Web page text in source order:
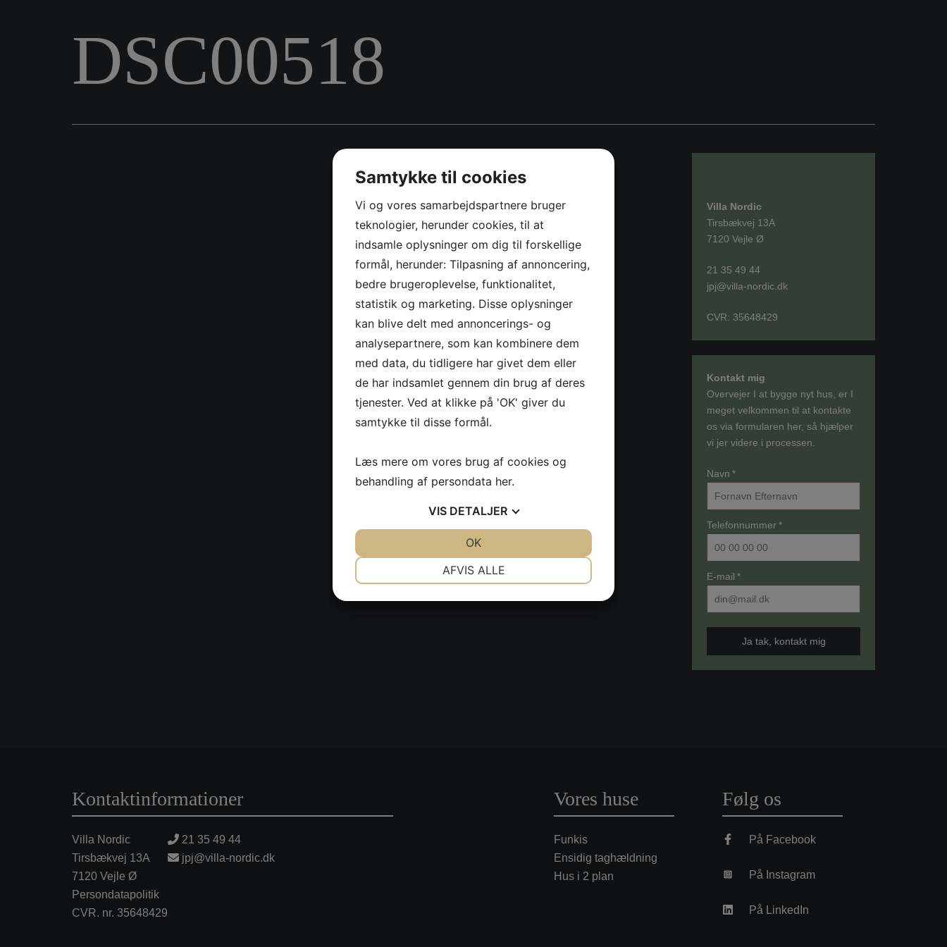
DSC00518
Villa Nordic
Tirsbækvej 13A
7120 Vejle Ø
21 35 49 44
jpj@villa-nordic.dk
CVR: 35648429
Kontakt mig
Overvejer I at bygge nyt hus, er I
meget velkommen til at kontakte
os via formularen her, så hjælper
vi jer videre i processen.
Navn *
Telefonnummer *
E-mail *
Kontaktinformationer
Villa Nordic
Tirsbækvej 13A
7120 Vejle Ø
Persondatapolitik
CVR. nr. 35648429
21 35 49 44
jpj@villa-nordic.dk
Vores huse
Funkis
Ensidig taghældning
Hus i 2 plan
Følg os
På Facebook
På Instagram
På LinkedIn
Samtykke til cookies
Vi og vores samarbejdspartnere bruger
teknologier, herunder cookies, til at
indsamle oplysninger om dig til forskellige
formål, herunder: Tilpasning af annoncering,
bedre brugeroplevelse, funktionalitet,
statistik og marketing. Disse oplysninger
kan blive delt med annoncerings- og
analysepartnere, som kan kombinere dem
med data, du tidligere har givet dem eller
de har indsamlet gennem din brug af deres
tjenester. Ved at klikke på 'OK' giver du
samtykke til disse formål.
Læs mere om vores brug af cookies og
behandling af persondata her.
VIS DETALJER
AFVIS ALLE
OK